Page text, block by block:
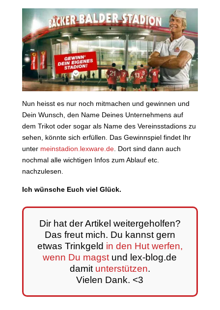
Nun heisst es nur noch mitmachen und gewinnen und
Dein Wunsch, den Name Deines Unternehmens auf
dem Trikot oder sogar als Name des Vereinsstadions zu
sehen, könnte sich erfüllen. Das Gewinnspiel findet Ihr
unter meinstadion.lexware.de. Dort sind dann auch
nochmal alle wichtigen Infos zum Ablauf etc.
nachzulesen.
Ich wünsche Euch viel Glück.
Dir hat der Artikel weitergeholfen?
Das freut mich. Du kannst gern
etwas Trinkgeld in den Hut werfen,
wenn Du magst und lex-blog.de
damit unterstützen.
Vielen Dank. <3